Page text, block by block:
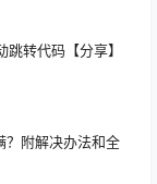
转代码【分享】
？附解决办法和全